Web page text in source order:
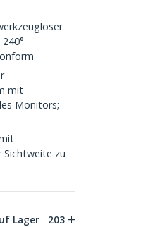
mit
Monitors;
Sichtweite zu
Lager 203